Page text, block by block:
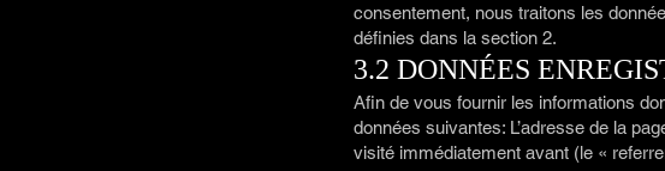
consentement, nous traitons les
définies dans la section 2.
3.2 DONNÉES
Afin de vous fournir les informations
données suivantes: L’adresse de la
visité immédiatement avant (le «